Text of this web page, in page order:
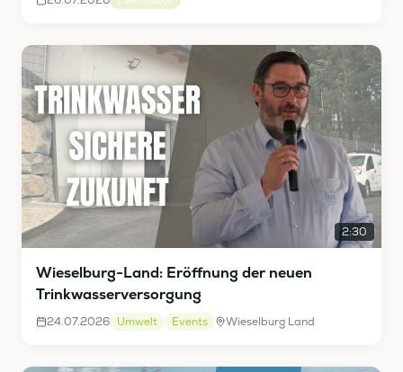
2:30
Wieselburg-Land: Eröffnung der neuen
Trinkwasserversorgung
24.07.2026 Umwelt Events Wieselburg Land